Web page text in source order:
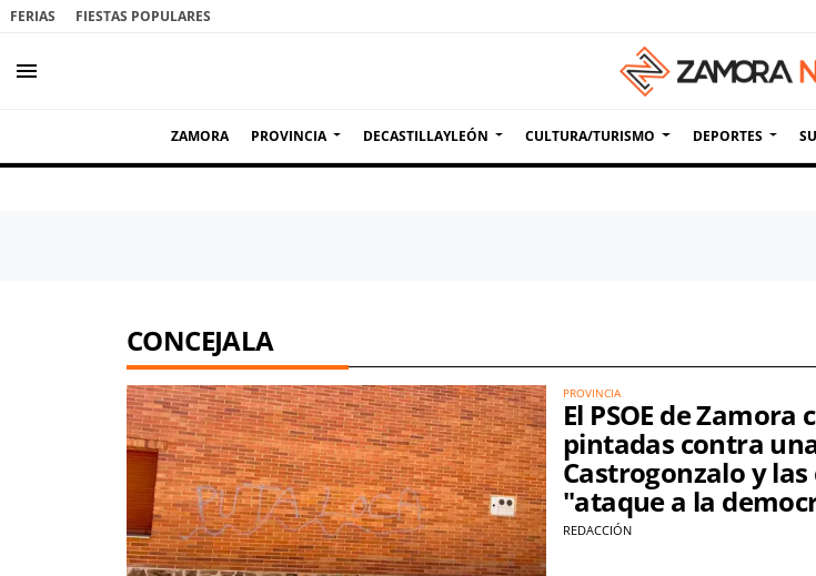
FERIAS FIESTAS POPULARES
menu
ZAMORA PROVINCIA DECASTILLAYLEÓN CULTURA/TURISMO DEPORTES
CONCEJALA
PROVINCIA
El PSOE de Zamora
pintadas contra
Castrogonzalo y
"ataque a la
REDACCIÓN